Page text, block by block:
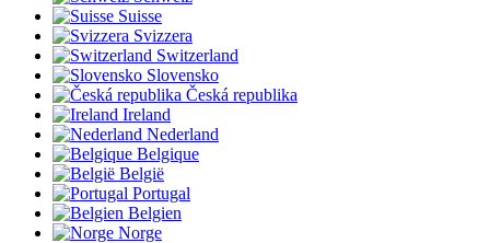
Suisse
Svizzera
Switzerland
Slovensko
Česká republika
Ireland
Nederland
Belgique
België
Portugal
Belgien
Norge